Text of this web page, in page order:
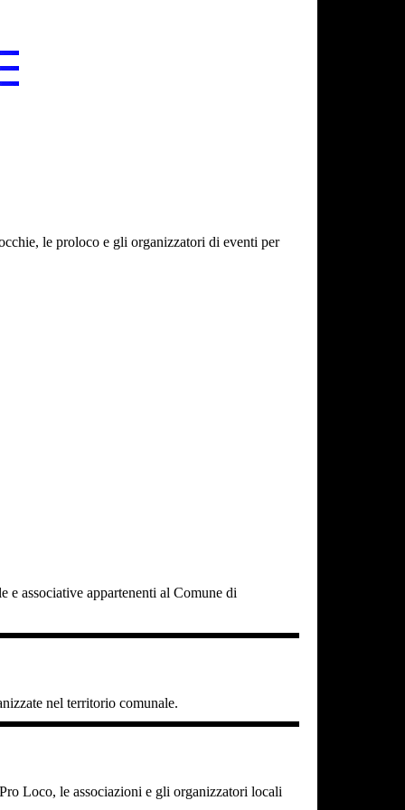
le proloco e gli organizzatori di eventi per
e associative appartenenti al Comune di
nel territorio comunale.
Loco, le associazioni e gli organizzatori locali